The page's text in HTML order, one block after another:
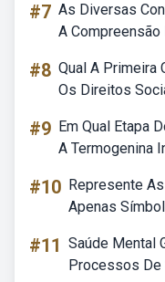
#7 As Diversas
A
#8 Qual A Primeira
Os Direitos
#9 Em Qual Etapa
A Termogenina
#10 Represente
Apenas
#11 Saúde Mental
Processos De